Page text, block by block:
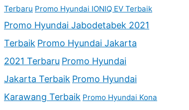
Terbaru Promo Hyundai IONIQ EV Terbaik
Promo Hyundai Jabodetabek 2021
Terbaik Promo Hyundai Jakarta
2021 Terbaru Promo Hyundai
Jakarta Terbaik Promo Hyundai
Karawang Terbaik Promo Hyundai Kona